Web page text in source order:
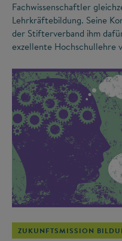
Fachwissenschaftler
Lehrkräftebildung. Seine
der Stifterverband ihm
exzellente Hochschullehre
ZUKUNFTSMISSION